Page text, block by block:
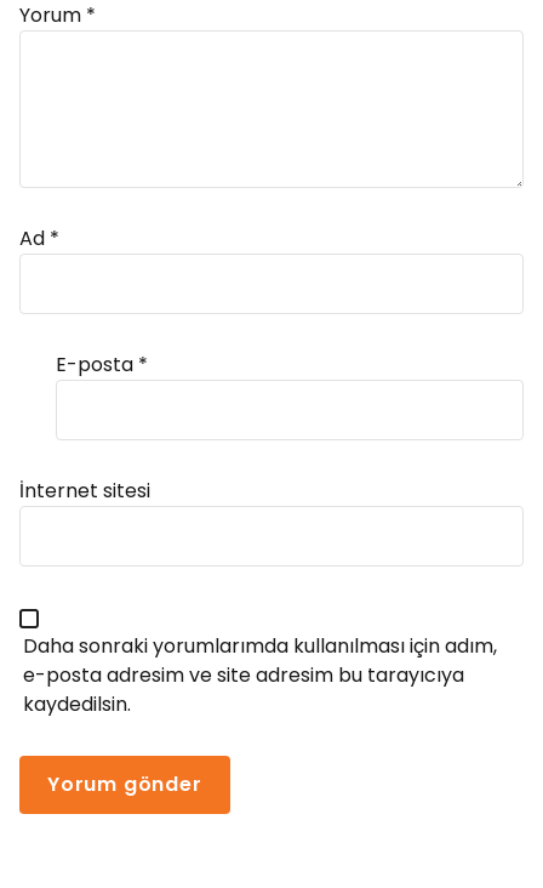
Yorum *
Ad *
E-posta *
İnternet sitesi
Daha sonraki yorumlarımda kullanılması için adım,
e-posta adresim ve site adresim bu tarayıcıya
kaydedilsin.
Alternative: